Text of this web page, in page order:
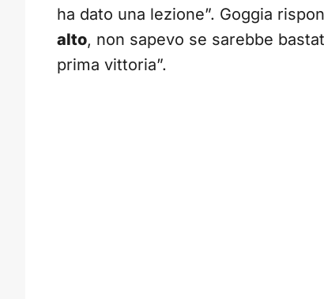
ha dato una lezione”. Goggia
alto, non sapevo se sarebbe
prima vittoria”.